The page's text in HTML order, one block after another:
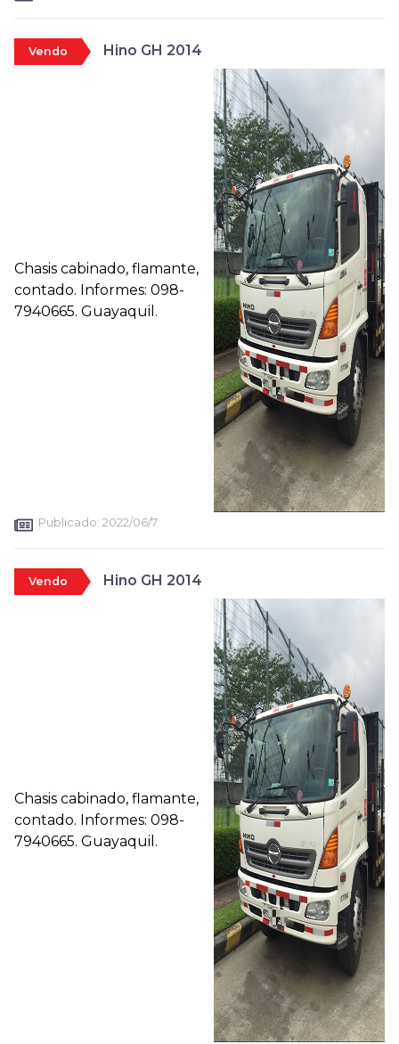
Vendo Hino GH 2014
Chasis cabinado, flamante,
contado. Informes: 098-
7940665. Guayaquil.
Publicado: 2022/06/7
Vendo Hino GH 2014
Chasis cabinado, flamante,
contado. Informes: 098-
7940665. Guayaquil.